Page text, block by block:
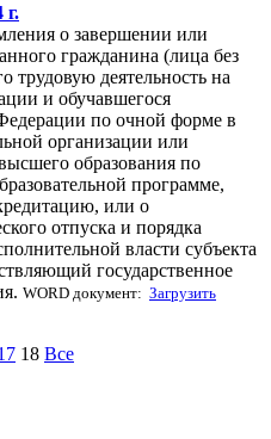
г.
о завершении или
гражданина (лица без
трудовую деятельность на
и обучавшегося
по очной форме в
организации или
образования по
программе,
или о
отпуска и порядка
власти субъекта
государственное
WORD документ: Загрузить
18 Все